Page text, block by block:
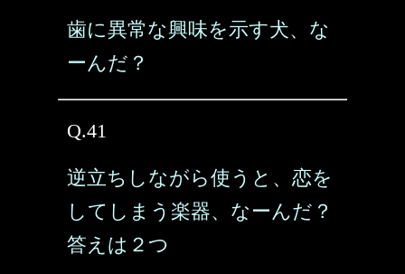
歯に異常な興味を示す犬、な
ーんだ？
Q.41
逆立ちしながら使うと、恋を
してしまう楽器、なーんだ？
答えは２つ